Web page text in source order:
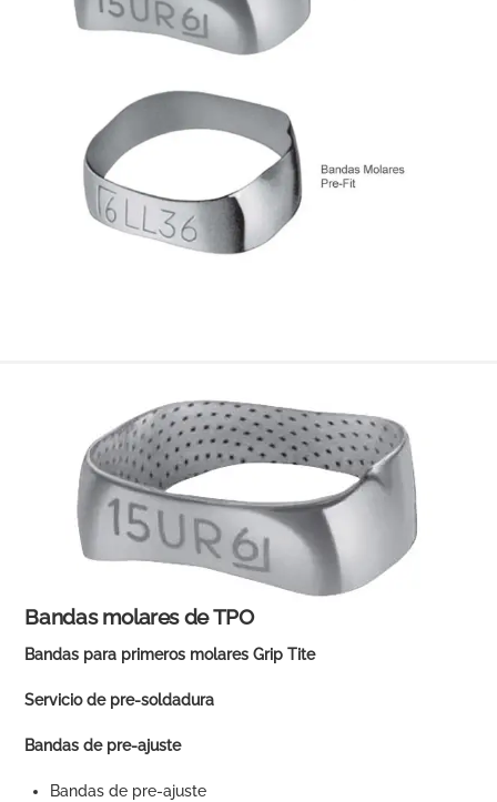
Bandas molares de TPO
Bandas para primeros molares Grip Tite
Servicio de pre-soldadura
Bandas de pre-ajuste
Bandas de pre-ajuste